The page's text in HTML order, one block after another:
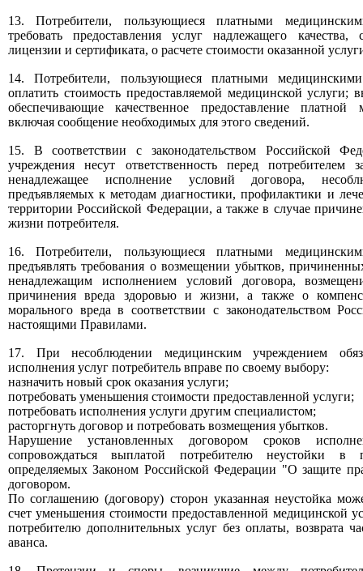
13. Потребители, пользующиеся платными
требовать предоставления услуг надлежащего
лицензии и сертификата, о расчете стоимости оказанной
14. Потребители, пользующиеся платными
оплатить стоимость предоставляемой медицинской услуги;
обеспечивающие качественное предоставление платной
включая сообщение необходимых для этого сведений.
15. В соответствии с законодательством Российской
учреждения несут ответственность перед потребителем
ненадлежащее исполнение условий договора,
предъявляемых к методам диагностики, профилактики и
территории Российской Федерации, а также в случае
жизни потребителя.
16. Потребители, пользующиеся платными
предъявлять требования о возмещении убытков,
ненадлежащим исполнением условий договора,
причинения вреда здоровью и жизни, а также о
морального вреда в соответствии с законодательством
настоящими Правилами.
17. При несоблюдении медицинским учреждением
исполнения услуг потребитель вправе по своему выбору:
назначить новый срок оказания услуги;
потребовать уменьшения стоимости предоставленной услуги;
потребовать исполнения услуги другим специалистом;
расторгнуть договор и потребовать возмещения убытков.
Нарушение установленных договором сроков
сопровождаться выплатой потребителю неустойки в
определяемых Законом Российской Федерации "О защите
договором.
По соглашению (договору) сторон указанная неустойка
счет уменьшения стоимости предоставленной медицинской
потребителю дополнительных услуг без оплаты, возврата
аванса.